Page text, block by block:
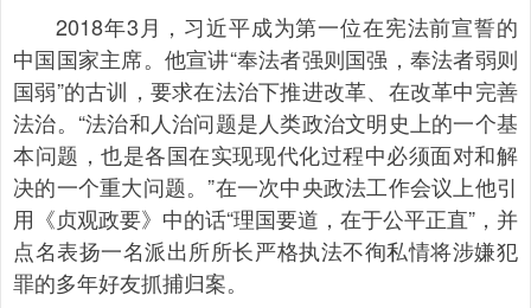
2018年3月，习近平成为第一位在宪法前宣誓的
中国国家主席。他宣讲“奉法者强则国强，奉法者弱则
国弱”的古训，要求在法治下推进改革、在改革中完善
法治。“法治和人治问题是人类政治文明史上的一个基
本问题，也是各国在实现现代化过程中必须面对和解
决的一个重大问题。”在一次中央政法工作会议上他引
用《贞观政要》中的话“理国要道，在于公平正直”，并
点名表扬一名派出所所长严格执法不徇私情将涉嫌犯
罪的多年好友抓捕归案。